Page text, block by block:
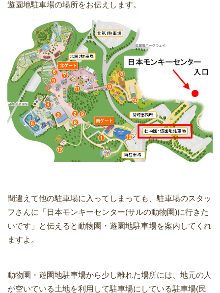
遊園地駐車場の場所をお伝えします。
間違えて他の駐車場に入ってしまっても、駐車場のスタッ
フさんに「日本モンキーセンター(サルの動物園)に行きた
いです」と伝えると動物園・遊園地駐車場を案内してくれ
ますよ。
動物園・遊園地駐車場から少し離れた場所には、地元の人
が空いている土地を利用して駐車場にしている駐車場(民